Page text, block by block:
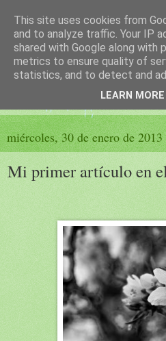
El sueño de las
PÁGINA LITERARIA DE FELISA
miércoles, 30 de enero de 2013
Mi primer artículo en
This site uses cookies from
and to analyze traffic. Your IP
shared with Google along with
metrics to ensure quality of
statistics, and to detect and
LEARN MORE